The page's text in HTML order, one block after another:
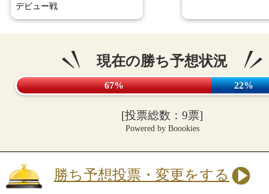
デビュー戦
現在の勝ち予想状況
67% 22%
[投票総数：9票]
Powered by Boookies
勝ち予想投票・変更をする